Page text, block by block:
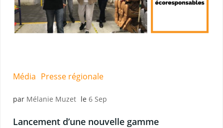
Média Presse régionale
par Mélanie Muzet le 6 Sep
Lancement d’une nouvelle gamme